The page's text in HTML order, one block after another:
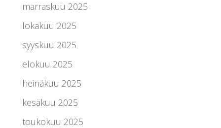
marraskuu 2025
lokakuu 2025
syyskuu 2025
elokuu 2025
heinäkuu 2025
kesäkuu 2025
toukokuu 2025